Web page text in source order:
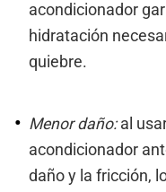
acondicionador
hidratación
quiebre.
Menor daño:al
acondicionador
daño y la fricción,